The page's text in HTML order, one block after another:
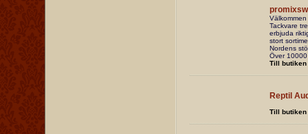
Tackvare
erbjuda
stort
Nordens
Över
Till butiken
Reptil
Till butiken